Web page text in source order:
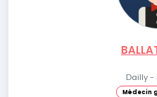
Dailly -
Médecin